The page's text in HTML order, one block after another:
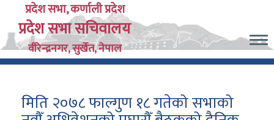
main
content
प्रदेश सभा, कर्णाली प्रदेश
प्रदेश सभा सचिवालय
वीरेन्द्रनगर, सुर्खेत, नेपाल
मिति २०७८ फाल्गुण १८ गतेको सभाको